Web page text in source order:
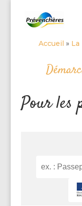
Accueil » La
Pour les